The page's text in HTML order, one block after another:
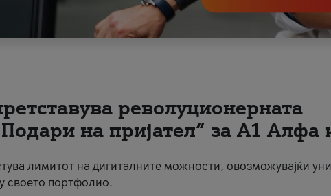
револуционерната
на пријател“ за А1 Алфа
лимитот на дигиталните можности, овозможувајќи
своето портфолио.